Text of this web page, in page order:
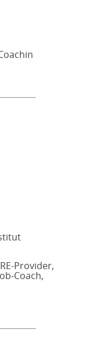
Provider,
Coach,